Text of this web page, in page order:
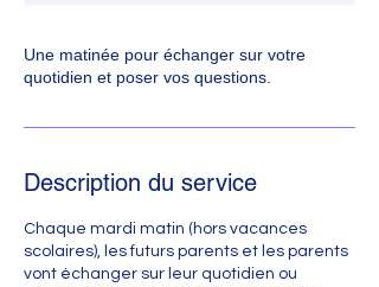
Une matinée pour échanger sur votre
quotidien et poser vos questions.
Description du service
Chaque mardi matin (hors vacances
scolaires), les futurs parents et les parents
vont échanger sur leur quotidien ou